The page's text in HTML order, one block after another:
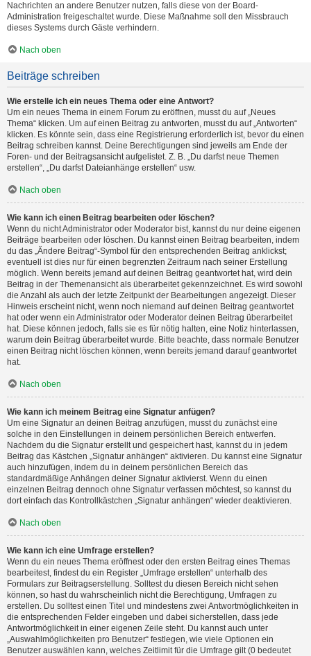
Nachrichten an andere Benutzer nutzen, falls diese von der Board-
Administration freigeschaltet wurde. Diese Maßnahme soll den Missbrauch
dieses Systems durch Gäste verhindern.
Nach oben
Beiträge schreiben
Wie erstelle ich ein neues Thema oder eine Antwort?
Um ein neues Thema in einem Forum zu eröffnen, musst du auf „Neues
Thema“ klicken. Um auf einen Beitrag zu antworten, musst du auf „Antworten“
klicken. Es könnte sein, dass eine Registrierung erforderlich ist, bevor du einen
Beitrag schreiben kannst. Deine Berechtigungen sind jeweils am Ende der
Foren- und der Beitragsansicht aufgelistet. Z. B. „Du darfst neue Themen
erstellen“, „Du darfst Dateianhänge erstellen“ usw.
Nach oben
Wie kann ich einen Beitrag bearbeiten oder löschen?
Wenn du nicht Administrator oder Moderator bist, kannst du nur deine eigenen
Beiträge bearbeiten oder löschen. Du kannst einen Beitrag bearbeiten, indem
du das „Ändere Beitrag“-Symbol für den entsprechenden Beitrag anklickst;
eventuell ist dies nur für einen begrenzten Zeitraum nach seiner Erstellung
möglich. Wenn bereits jemand auf deinen Beitrag geantwortet hat, wird dein
Beitrag in der Themenansicht als überarbeitet gekennzeichnet. Es wird sowohl
die Anzahl als auch der letzte Zeitpunkt der Bearbeitungen angezeigt. Dieser
Hinweis erscheint nicht, wenn noch niemand auf deinen Beitrag geantwortet
hat oder wenn ein Administrator oder Moderator deinen Beitrag überarbeitet
hat. Diese können jedoch, falls sie es für nötig halten, eine Notiz hinterlassen,
warum dein Beitrag überarbeitet wurde. Bitte beachte, dass normale Benutzer
einen Beitrag nicht löschen können, wenn bereits jemand darauf geantwortet
hat.
Nach oben
Wie kann ich meinem Beitrag eine Signatur anfügen?
Um eine Signatur an deinen Beitrag anzufügen, musst du zunächst eine
solche in den Einstellungen in deinem persönlichen Bereich entwerfen.
Nachdem du die Signatur erstellt und gespeichert hast, kannst du in jedem
Beitrag das Kästchen „Signatur anhängen“ aktivieren. Du kannst eine Signatur
auch hinzufügen, indem du in deinem persönlichen Bereich das
standardmäßige Anhängen deiner Signatur aktivierst. Wenn du einen
einzelnen Beitrag dennoch ohne Signatur verfassen möchtest, so kannst du
dort einfach das Kontrollkästchen „Signatur anhängen“ wieder deaktivieren.
Nach oben
Wie kann ich eine Umfrage erstellen?
Wenn du ein neues Thema eröffnest oder den ersten Beitrag eines Themas
bearbeitest, findest du ein Register „Umfrage erstellen“ unterhalb des
Formulars zur Beitragserstellung. Solltest du diesen Bereich nicht sehen
können, so hast du wahrscheinlich nicht die Berechtigung, Umfragen zu
erstellen. Du solltest einen Titel und mindestens zwei Antwortmöglichkeiten in
die entsprechenden Felder eingeben und dabei sicherstellen, dass jede
Antwortmöglichkeit in einer eigenen Zeile steht. Du kannst auch unter
„Auswahlmöglichkeiten pro Benutzer“ festlegen, wie viele Optionen ein
Benutzer auswählen kann, welches Zeitlimit für die Umfrage gilt (0 bedeutet